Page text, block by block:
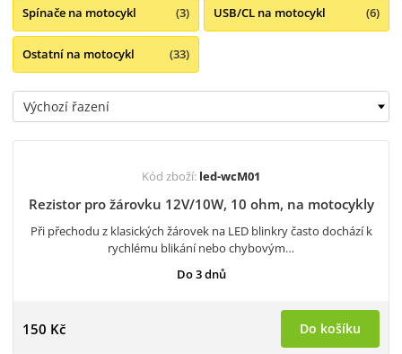
Spínače na motocykl (3) USB/CL na motocykl (6)
Ostatní na motocykl (33)
Kód zboží: led-wcM01
Rezistor pro žárovku 12V/10W, 10 ohm, na motocykly
Při přechodu z klasických žárovek na LED blinkry často dochází k
rychlému blikání nebo chybovým…
Do 3 dnů
150 Kč Do košíku